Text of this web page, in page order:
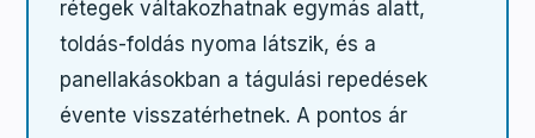
rétegek váltakozhatnak egymás alatt,
toldás-foldás nyoma látszik, és a
panellakásokban a tágulási repedések
évente visszatérhetnek. A pontos ár